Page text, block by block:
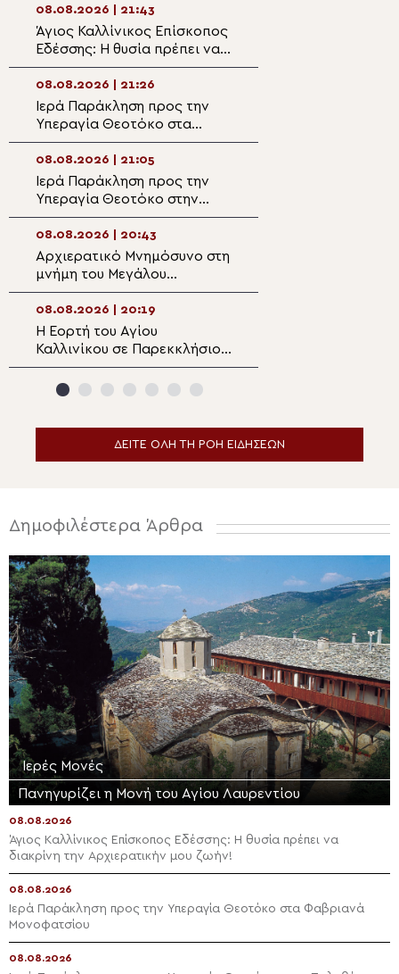
08.08.2026 | 21:43
Άγιος Καλλίνικος Επίσκοπος
Εδέσσης: Η θυσία πρέπει να
διακρίνη την Αρχιερατικήν
μου ζωήν!
08.08.2026 | 21:26
Ιερά Παράκληση προς την
Υπεραγία Θεοτόκο στα
Φαβριανά Μονοφατσίου
08.08.2026 | 21:05
Ιερά Παράκληση προς την
Υπεραγία Θεοτόκο στην
Πολυθέα Πεδιάδος
08.08.2026 | 20:43
Αρχιερατικό Μνημόσυνο στη
μνήμη του Μεγάλου
Ευεργέτου των Κυθήρων
Νικολάου Τριφύλλη
08.08.2026 | 20:19
Η Εορτή του Αγίου
Καλλινίκου σε Παρεκκλήσιο
της Καστοριάς
ΔΕΙΤΕ ΟΛΗ ΤΗ ΡΟΗ ΕΙΔΗΣΕΩΝ
Δημοφιλέστερα Άρθρα
Ιερές Μονές
Πανηγυρίζει η Μονή του Αγίου Λαυρεντίου
08.08.2026
Άγιος Καλλίνικος Επίσκοπος Εδέσσης: Η θυσία πρέπει να
διακρίνη την Αρχιερατικήν μου ζωήν!
08.08.2026
Ιερά Παράκληση προς την Υπεραγία Θεοτόκο στα Φαβριανά
Μονοφατσίου
08.08.2026